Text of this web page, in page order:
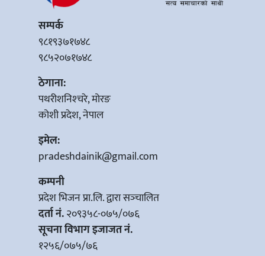
सम्पर्क
९८१९३७१७४८
९८५२०७१७४८
ठेगाना:
पथरीशनिश्‍चरे, मोरङ
कोशी प्रदेश, नेपाल
इमेल:
pradeshdainik@gmail.com
कम्पनी
प्रदेश भिजन प्रा.लि. द्वारा सञ्‍चालित
दर्ता नं.२०९३५८-०७५/०७६
सूचना विभाग इजाजत नं.
१२५६/०७५/७६